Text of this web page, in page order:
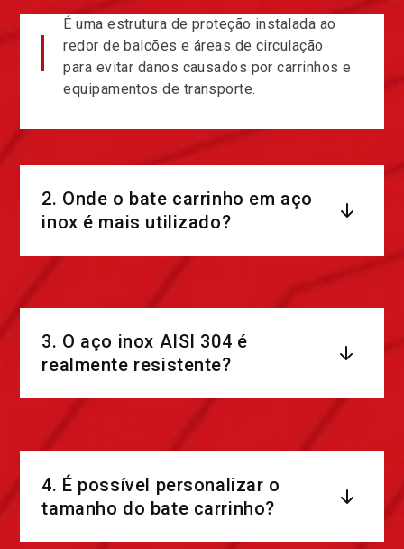
É uma estrutura de proteção instalada ao
redor de balcões e áreas de circulação
para evitar danos causados por carrinhos e
equipamentos de transporte.
2. Onde o bate carrinho em aço
inox é mais utilizado?
3. O aço inox AISI 304 é
realmente resistente?
4. É possível personalizar o
tamanho do bate carrinho?